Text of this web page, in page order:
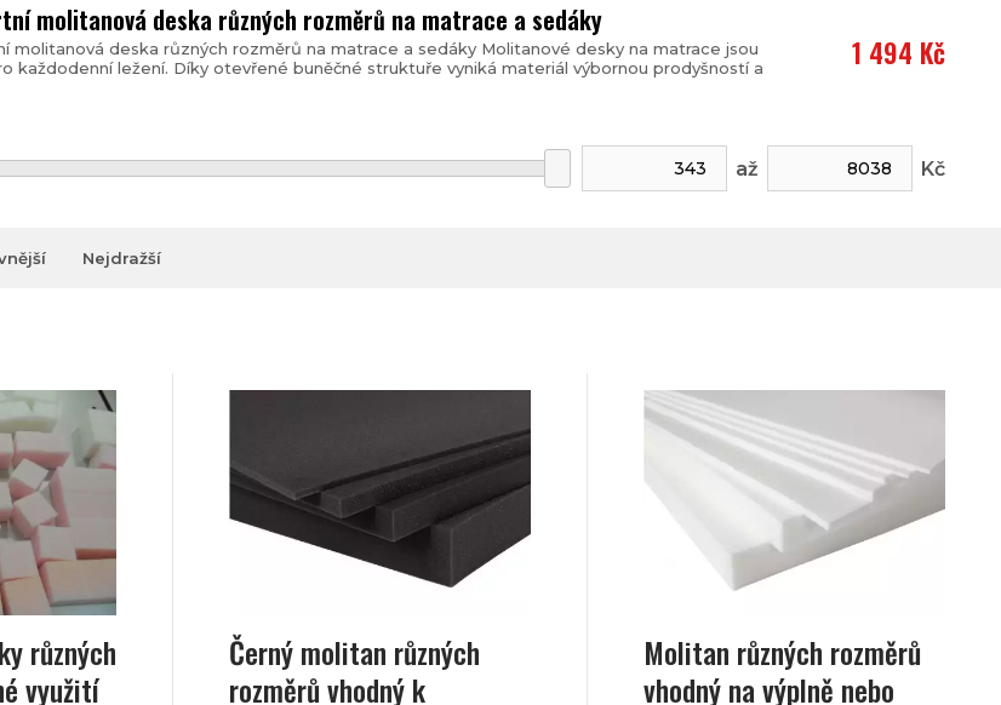
molitanová deska různých rozměrů na matrace a sedáky
molitanová deska různých rozměrů na matrace a sedáky Molitanové desky na matrace jsou
každodenní ležení. Díky otevřené buněčné struktuře vyniká materiál výbornou prodyšností a
1 494 Kč
až Kč
Nejdražší
různých
využití
Černý molitan různých
rozměrů vhodný k
Molitan různých rozměrů
vhodný na výplně nebo